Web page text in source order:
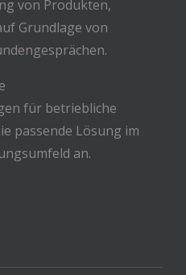
von Produkten,
Grundlage von
für betriebliche
passende Lösung im
an.